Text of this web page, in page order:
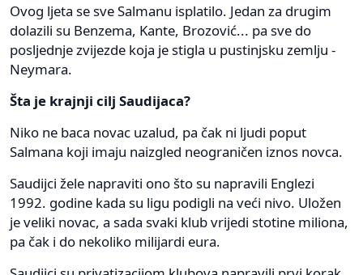
Ovog ljeta se sve Salmanu isplatilo. Jedan za drugim
dolazili su Benzema, Kante, Brozović... pa sve do
posljednje zvijezde koja je stigla u pustinjsku zemlju -
Neymara.
Šta je krajnji cilj Saudijaca?
Niko ne baca novac uzalud, pa čak ni ljudi poput
Salmana koji imaju naizgled neograničen iznos novca.
Saudijci žele napraviti ono što su napravili Englezi
1992. godine kada su ligu podigli na veći nivo. Uložen
je veliki novac, a sada svaki klub vrijedi stotine miliona,
pa čak i do nekoliko milijardi eura.